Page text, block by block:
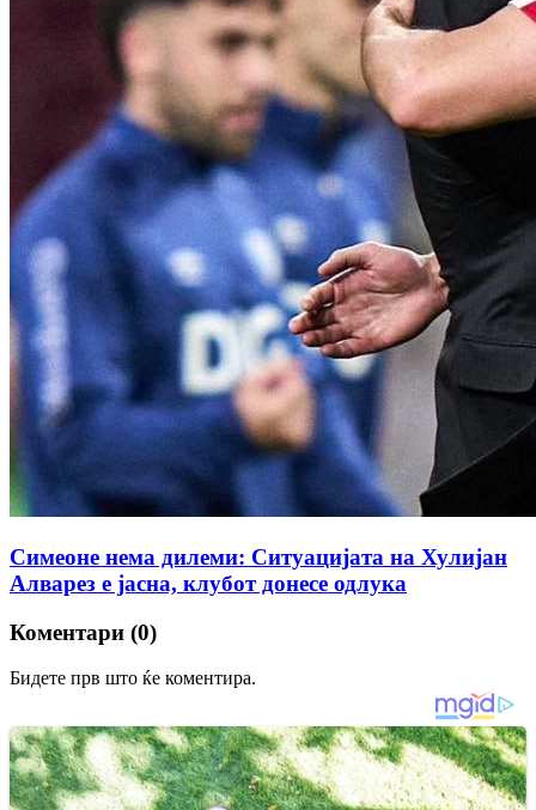
Симеоне нема дилеми: Ситуацијата на Хулијан
Алварез е јасна, клубот донесе одлука
Коментари (0)
Бидете прв што ќе коментира.